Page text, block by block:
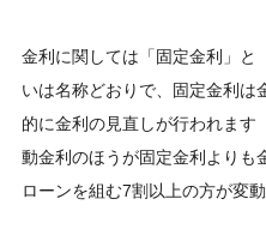
金利に関しては「固定金利」と
いは名称どおりで、固定金利は
的に金利の見直しが行われます
動金利のほうが固定金利よりも
ローンを組む7割以上の方が変